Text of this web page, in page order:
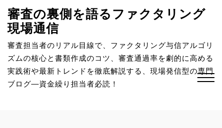
審査の裏側を語るファクタリング
現場通信
審査担当者のリアル目線で、ファクタリング与信アルゴリ
ズムの核心と書類作成のコツ、審査通過率を劇的に高める
実践術や最新トレンドを徹底解説する、現場発信型の専門
ブログ―資金繰り担当者必読！